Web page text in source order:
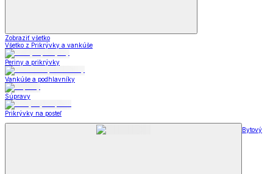
Zobraziť všetko
Všetko z Prikrývky a vankúše
Periny a prikrývky
Vankúše a podhlavníky
Súpravy
Prikrývky na posteľ
Bytový